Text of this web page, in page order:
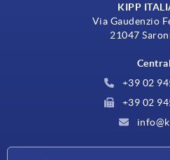
KIPP
Via Gaudenzio
21047
+39 02
+39 02